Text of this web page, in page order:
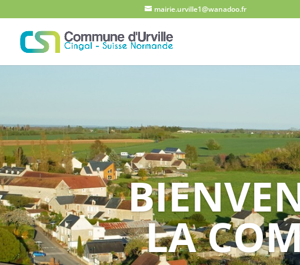
mairie.urville1@wanadoo.fr
LA